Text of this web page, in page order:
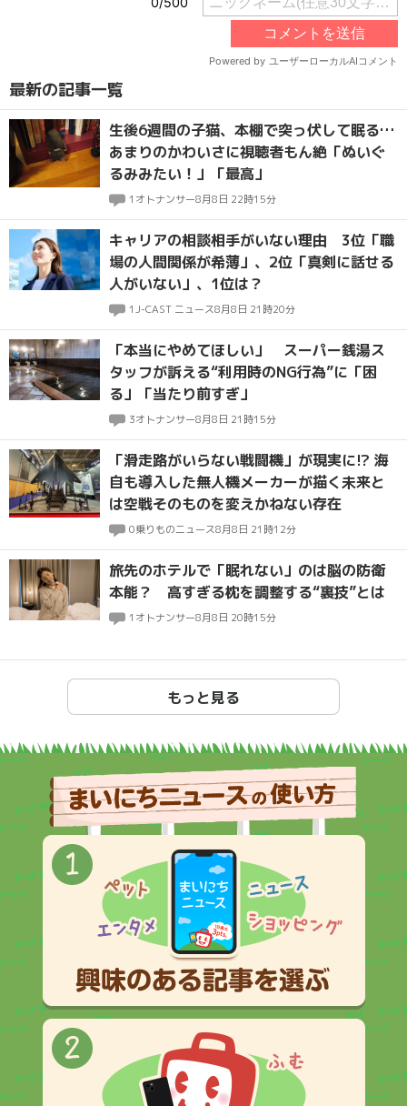
最新の記事一覧
生後6週間の子猫、本棚で突っ伏して眠る…
あまりのかわいさに視聴者もん絶「ぬいぐ
るみみたい！」「最高」
1 オトナンサー8月8日 22時15分
キャリアの相談相手がいない理由 3位「職
場の人間関係が希薄」、2位「真剣に話せる
人がいない」、1位は？
1J-CAST ニュース8月8日 21時20分
「本当にやめてほしい」 スーパー銭湯ス
タッフが訴える“利用時のNG行為”に「困
る」「当たり前すぎ」
3オトナンサー8月8日 21時15分
「滑走路がいらない戦闘機」が現実に!? 海
自も導入した無人機メーカーが描く未来と
は空戦そのものを変えかねない存在
0乗りものニュース8月8日 21時12分
旅先のホテルで「眠れない」のは脳の防衛
本能？ 高すぎる枕を調整する“裏技”とは
1 オトナンサー8月8日 20時15分
もっと見る